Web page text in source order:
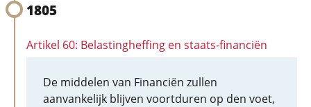
1805
Artikel 60: Belastingheffing en staats-financiën
De middelen van Financiën zullen
aanvankelijk blijven voortduren op den voet,